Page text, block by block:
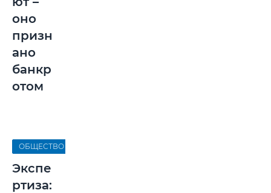
оно
призн
ано
банкр
отом
ОБЩЕСТВО
Экспе
ртиза: